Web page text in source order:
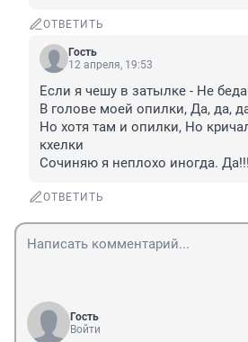
ОТВЕТИТЬ
Гость
12 апреля, 19:53
Если я чешу в затылке - Не
В голове моей опилки, Да, да,
Но хотя там и опилки, Но
кхелки
Сочиняю я неплохо иногда.
ОТВЕТИТЬ
Гость
Войти